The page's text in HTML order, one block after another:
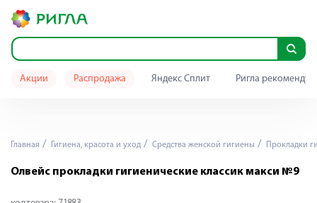
Акции Распродажа Яндекс Сплит Ригла
Главная Гигиена, красота и уход Средства женской гигиены Прокладки
Олвейс прокладки гигиенические классик макси №9